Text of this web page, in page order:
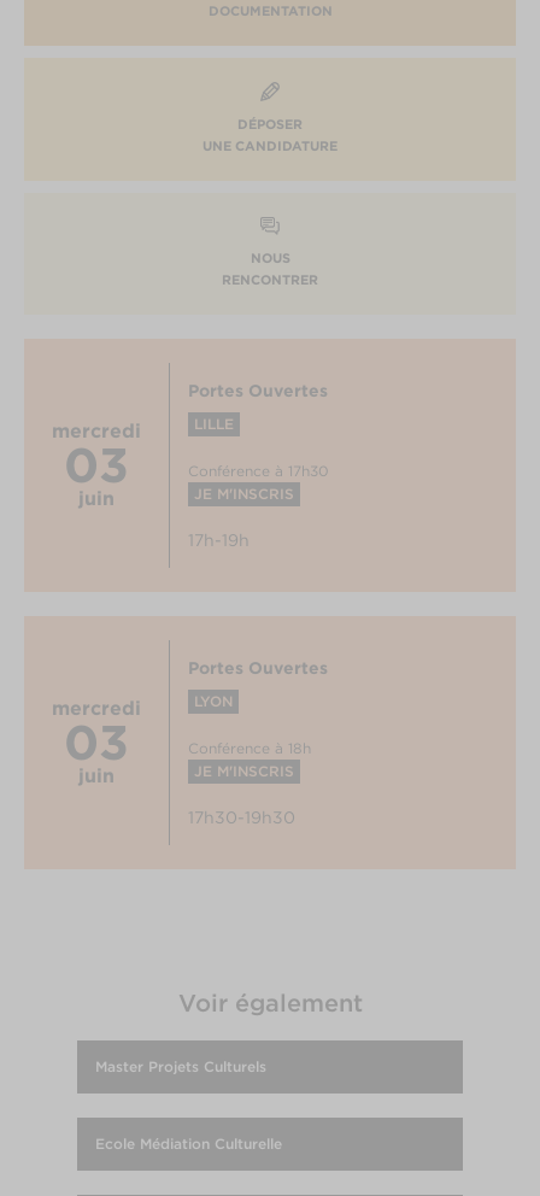
DOCUMENTATION
DÉPOSER
UNE CANDIDATURE
NOUS
RENCONTRER
mercredi
03
juin
Portes Ouvertes
LILLE
Conférence à 17h30
JE M'INSCRIS
17h-19h
mercredi
03
juin
Portes Ouvertes
LYON
Conférence à 18h
JE M'INSCRIS
17h30-19h30
Voir également
Master Projets Culturels
Ecole Médiation Culturelle